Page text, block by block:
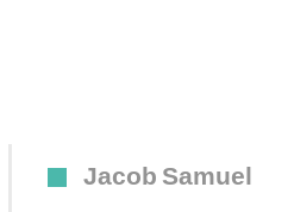
Jacob Samuel